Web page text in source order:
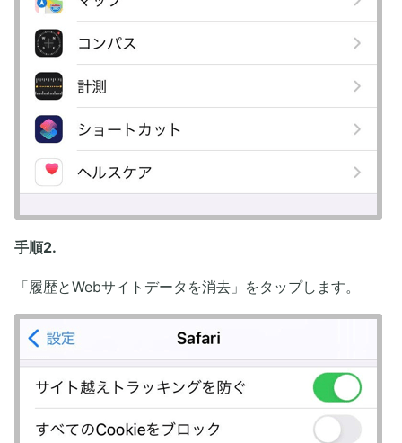
手順2.
「履歴とWebサイトデータを消去」をタップします。